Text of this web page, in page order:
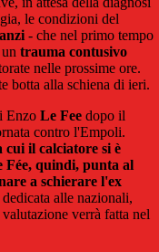
le condizioni del
- che nel primo tempo
trauma contusivo
nelle prossime ore.
botta alla schiena di ieri.
Enzo Le Fee dopo il
contro l'Empoli.
cui il calciatore si è
Fée, quindi, punta al
a schierare l'ex
alle nazionali,
verrà fatta nel